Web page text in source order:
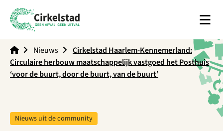
Menu
Nieuws
Cirkelstad Haarlem-Kennemerland:
Circulaire herbouw maatschappelijk vastgoed het Posthuis
‘voor de buurt, door de buurt, van de buurt’
Tag:
Nieuws uit de community